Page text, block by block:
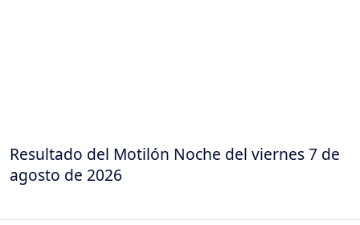
Resultado del Motilón Noche del viernes 7 de
agosto de 2026